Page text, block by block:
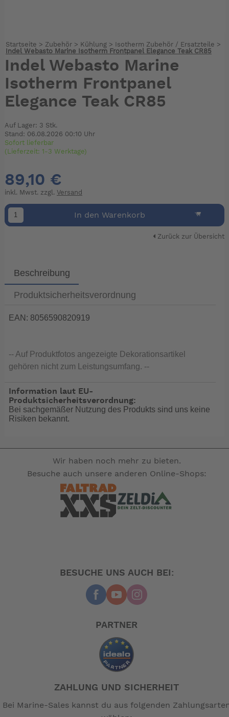
Startseite > Zubehör> Kühlung> Isotherm Zubehör / Ersatzteile >
Indel Webasto Marine Isotherm Frontpanel Elegance Teak CR85
Indel Webasto Marine
Isotherm Frontpanel
Elegance Teak CR85
Auf Lager: 3 Stk.
Stand: 06.08.2026 00:10 Uhr
Sofort lieferbar
(Lieferzeit: 1-3 Werktage)
89,10 €
inkl. Mwst. zzgl. Versand
In den Warenkorb
Zurück zur Übersicht
Beschreibung
Produktsicherheitsverordnung
EAN: 8056590820919
-- Auf Produktfotos angezeigte Dekorationsartikel
gehören nicht zum Leistungsumfang. --
Information laut EU-
Produktsicherheitsverordnung:
Bei sachgemäßer Nutzung des Produkts sind uns keine
Risiken bekannt.
Wir haben noch mehr zu bieten.
Besuche auch unsere anderen Online-Shops:
BESUCHE UNS AUCH BEI:
PARTNER
ZAHLUNG UND SICHERHEIT
Bei Marine-Sales kannst du aus folgenden